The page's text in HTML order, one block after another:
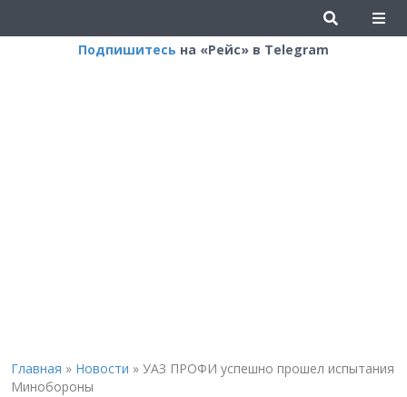
Подпишитесь на «Рейс» в Telegram
Главная » Новости » УАЗ ПРОФИ успешно прошел испытания
Минобороны